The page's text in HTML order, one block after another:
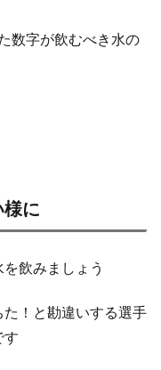
数字が飲むべき水の
に
飲みましょう
！と勘違いする選手
す